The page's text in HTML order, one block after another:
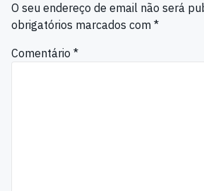
O seu endereço de email não será
obrigatórios marcados com *
Comentário *